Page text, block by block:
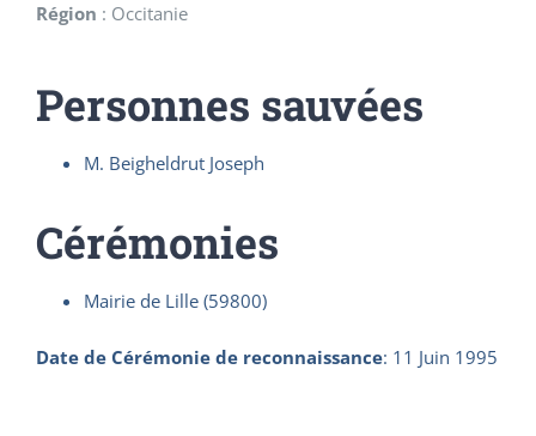
Région : Occitanie
Personnes sauvées
M. Beigheldrut Joseph
Cérémonies
Mairie de Lille (59800)
Date de Cérémonie de reconnaissance: 11 Juin 1995